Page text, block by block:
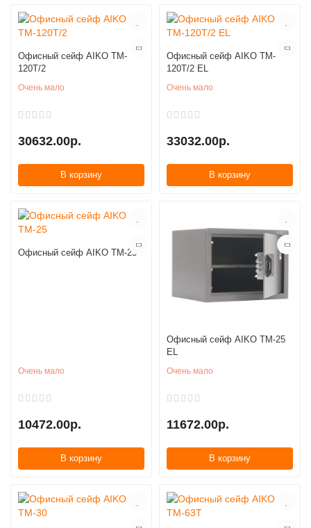
Офисный сейф AIKO TM-
120T/2
Очень мало
30632.00р.
В корзину
Офисный сейф AIKO TM-
120T/2 EL
Очень мало
33032.00р.
В корзину
Офисный сейф AIKO TM-25
Очень мало
10472.00р.
В корзину
Офисный сейф AIKO TM-25
EL
Очень мало
11672.00р.
В корзину